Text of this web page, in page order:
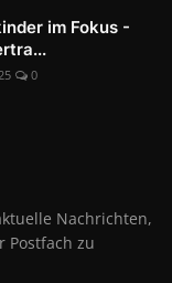
im Fokus -
0
Nachrichten,
Postfach zu